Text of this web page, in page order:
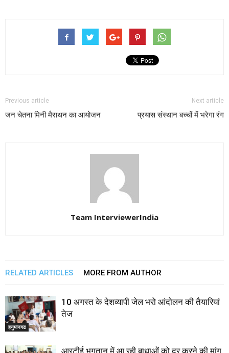
Previous article
जन चेतना मिनी मैराथन का आयोजन
Next article
प्रयास संस्थान बच्चों में भरेगा रंग
Team InterviewerIndia
RELATED ARTICLES MORE FROM AUTHOR
हनुमानगढ
10 अगस्त के देशव्यापी जेल भरो आंदोलन की तैयारियां
तेज